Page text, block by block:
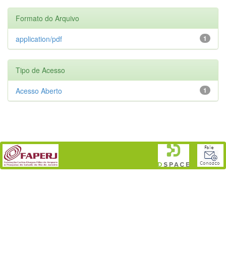
Formato do Arquivo
1
application/pdf
Tipo de Acesso
1
Acesso Aberto